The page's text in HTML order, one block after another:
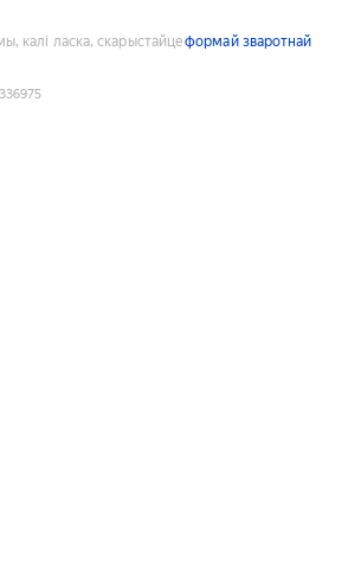
калі ласка, скарыстайцеформай зваротнай